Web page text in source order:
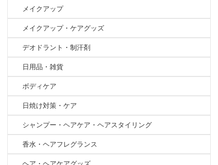
メイクアップ
メイクアップ・ケアグッズ
デオドラント・制汗剤
日用品・雑貨
ボディケア
日焼け対策・ケア
シャンプー・ヘアケア・ヘアスタイリング
香水・ヘアフレグランス
ヘア・ヘアケアグッズ